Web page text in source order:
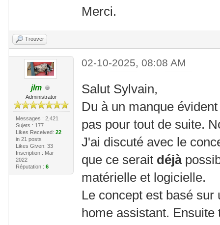
Merci.
Trouver
jlm
Administrator
Messages : 2,421
Sujets : 177
Likes Received: 22
in 21 posts
Likes Given: 33
Inscription : Mar
2022
Réputation : 6
02-10-2025, 08:08 AM
Salut Sylvain,
Du à un manque
pas pour tout de suite.
J'ai discuté avec le
que ce serait déjà
matérielle et logicielle.
Le concept est basé
home assistant.